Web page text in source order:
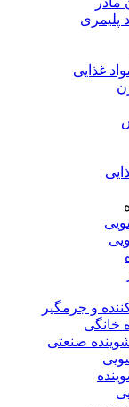
پلیمری
غذایی
و جرمگیر
خانگی
صنعتی